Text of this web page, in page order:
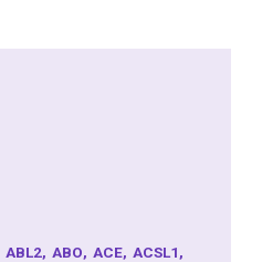
ABL2 ABO ACE ACSL1